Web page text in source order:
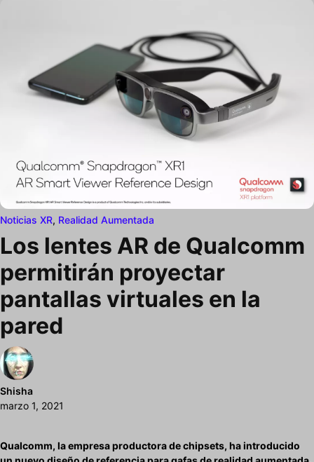
Noticias XR, Realidad Aumentada
Los lentes AR de Qualcomm
permitirán proyectar
pantallas virtuales en la
pared
Shisha
marzo 1, 2021
Qualcomm, la empresa productora de chipsets, ha introducido